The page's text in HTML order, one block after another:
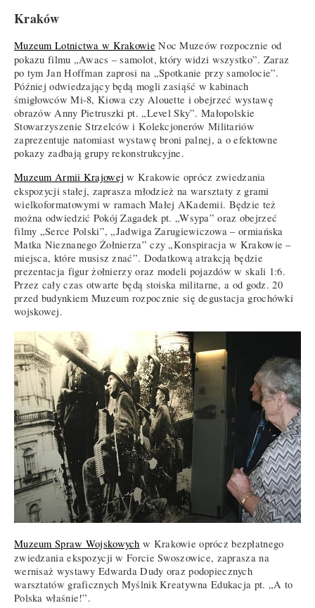
Kraków
Muzeum Lotnictwa w Krakowie Noc Muzeów rozpocznie od
pokazu filmu „Awacs – samolot, który widzi wszystko”. Zaraz
po tym Jan Hoffman zaprosi na „Spotkanie przy samolocie”.
Później odwiedzający będą mogli zasiąść w kabinach
śmigłowców Mi-8, Kiowa czy Alouette i obejrzeć wystawę
obrazów Anny Pietruszki pt. „Level Sky”. Małopolskie
Stowarzyszenie Strzelców i Kolekcjonerów Militariów
zaprezentuje natomiast wystawę broni palnej, a o efektowne
pokazy zadbają grupy rekonstrukcyjne.
Muzeum Armii Krajowej w Krakowie oprócz zwiedzania
ekspozycji stałej, zaprasza młodzież na warsztaty z grami
wielkoformatowymi w ramach Małej AKademii. Będzie też
można odwiedzić Pokój Zagadek pt. „Wsypa” oraz obejrzeć
filmy „Serce Polski”, „Jadwiga Zarugiewiczowa – ormiańska
Matka Nieznanego Żołnierza” czy „Konspiracja w Krakowie –
miejsca, które musisz znać”. Dodatkową atrakcją będzie
prezentacja figur żołnierzy oraz modeli pojazdów w skali 1:6.
Przez cały czas otwarte będą stoiska militarne, a od godz. 20
przed budynkiem Muzeum rozpocznie się degustacja grochówki
wojskowej.
Muzeum Spraw Wojskowych w Krakowie oprócz bezpłatnego
zwiedzania ekspozycji w Forcie Swoszowice, zaprasza na
wernisaż wystawy Edwarda Dudy oraz podopiecznych
warsztatów graficznych Myślnik Kreatywna Edukacja pt. „A to
Polska właśnie!”.